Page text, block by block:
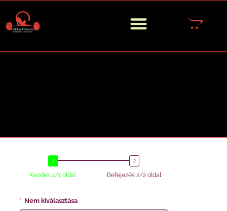
Kezdés 2/1 oldal. Befejezés 2/2 oldal.
Nem kiválasztása